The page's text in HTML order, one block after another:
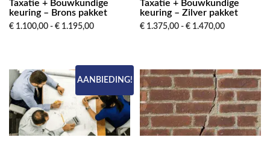
Taxatie + Bouwkundige
keuring – Brons pakket
€ 1.100,00 - € 1.195,00Prijsklasse:
€ 1.195,00
Taxatie + Bouwkundige
keuring – Zilver pakket
€ 1.375,00 - € 1.470,00Prijsklasse:
€ 1.470,00
AANBIEDING!